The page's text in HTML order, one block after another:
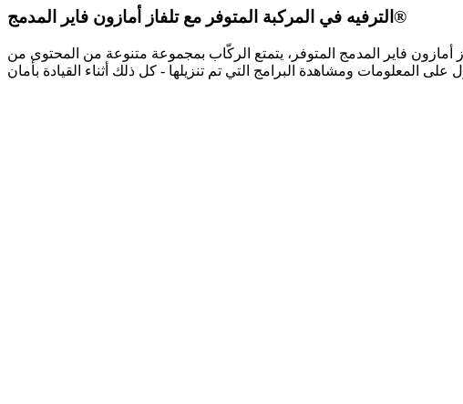
الترفيه في المركبة المتوفر مع تلفاز أمازون فاير المدمج®
الترفيه المدمج في السيارة مع تلفاز أمازون فاير المدمج المتوفر، يتمتع الركّاب بمجموعة متنوعة من المحتوى من